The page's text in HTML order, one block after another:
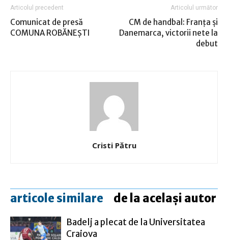
Articolul precedent
Comunicat de presă
COMUNA ROBĂNEŞTI
Articolul următor
CM de handbal: Franţa şi
Danemarca, victorii nete la
debut
Cristi Pătru
articole similare de la același autor
Badelj a plecat de la Universitatea
Craiova